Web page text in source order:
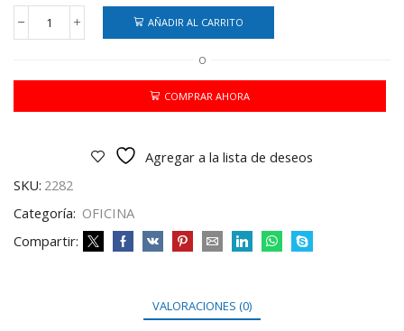
PINCHA
PAPELES
cantidad
AÑADIR AL CARRITO
O
COMPRAR AHORA
Agregar a la lista de deseos
SKU: 2282
Categoría: OFICINA
Compartir:
VALORACIONES (0)